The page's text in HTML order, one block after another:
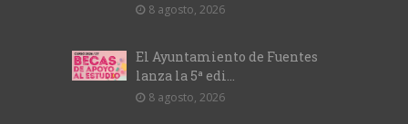
8 agosto, 2026
El Ayuntamiento de Fuentes
lanza la 5ª edi...
8 agosto, 2026